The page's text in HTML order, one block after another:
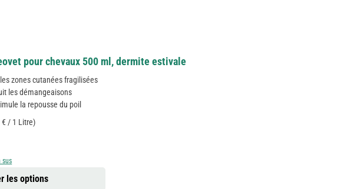
pour chevaux 500 ml, dermite estivale
zones cutanées fragilisées
les démangeaisons
la repousse du poil
€ / 1 Litre)
sus
les options